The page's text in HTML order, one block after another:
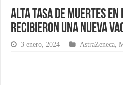
Alta tasa de muertes en
recibieron una nueva
3 enero, 2024 AstraZeneca ,